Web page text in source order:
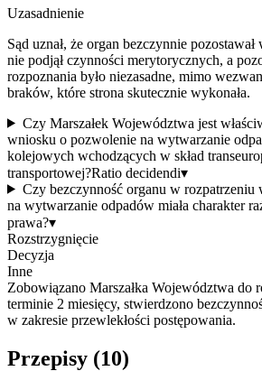
Uzasadnienie
Sąd uznał, że organ bezczynnie
nie podjął czynności merytorycznych, a
rozpoznania było niezasadne, mimo
braków, które strona skutecznie wykonała.
Czy Marszałek Województwa jest
wniosku o pozwolenie na wytwarzanie
kolejowych wchodzących w skład
transportowej?Ratio decidendi▾
Czy bezczynność organu w
na wytwarzanie odpadów miała charakter
prawa?▾
Rozstrzygnięcie
Decyzja
Inne
Zobowiązano Marszałka Województwa do
terminie 2 miesięcy, stwierdzono
w zakresie przewlekłości postępowania.
Przepisy (10)